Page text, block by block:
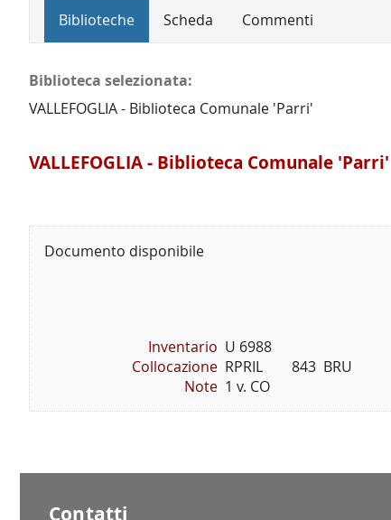
Biblioteche Scheda Commenti
Biblioteca selezionata:
VALLEFOGLIA - Biblioteca Comunale 'Parri'
VALLEFOGLIA - Biblioteca Comunale 'Parri'
Documento disponibile
Inventario U 6988
Collocazione RPRIL        843  BRU
Note 1 v. CO
Contatti